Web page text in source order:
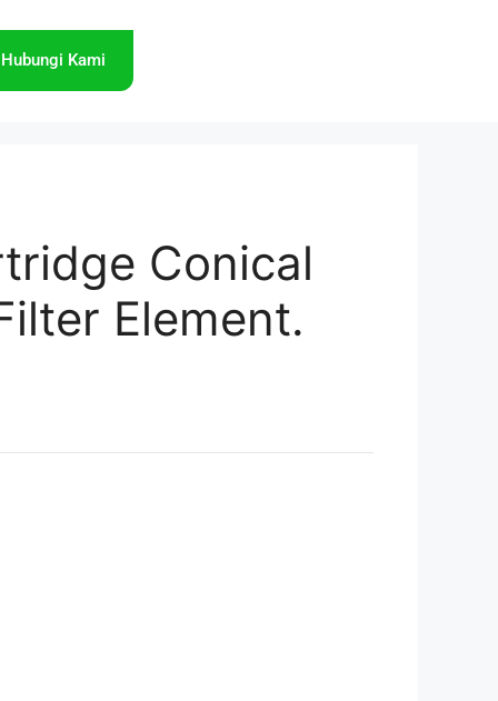
Hubungi Kami
Conical
Element.